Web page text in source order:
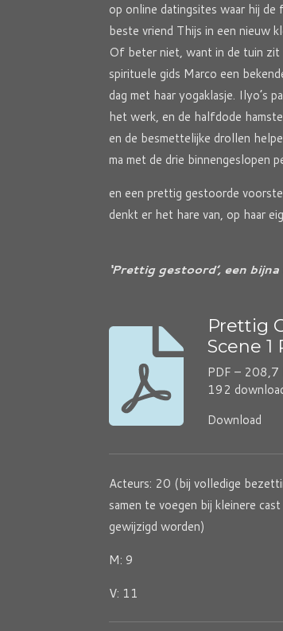
op online datingsites waar hij de
beste vriend Thijs in een nieuw
Of beter niet, want in de tuin zit
spirituele gids Marco een
dag met haar yogaklasje. Ilyo’s
het werk, en de halfdode
en de besmettelijke drollen
ma met de drie binnengeslopen
en een prettig gestoorde
denkt er het hare van, op haar
‘Prettig gestoord’, een
Prettig
Scene 1
PDF – 208,7
192
Download
Acteurs: 20 (bij volledige
samen te voegen bij kleinere
gewijzigd worden)
M: 9
V: 11